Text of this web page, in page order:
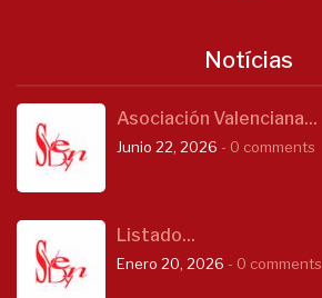
Notícias
Asociación Valenciana...
Junio 22, 2026 - 0 comments
Listado...
Enero 20, 2026 - 0 comments